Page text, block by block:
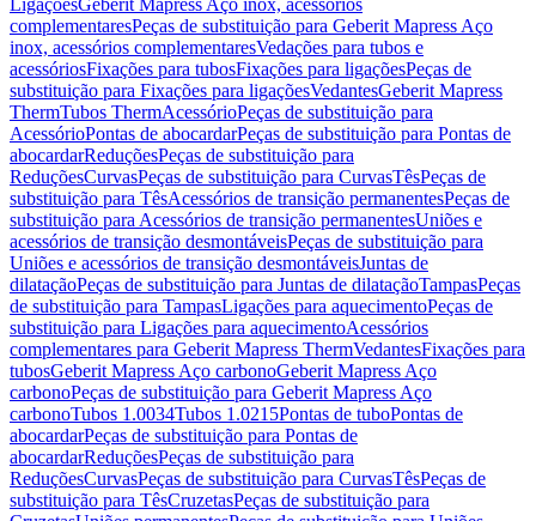
LigaçõesGeberit Mapress Aço inox, acessórios
complementaresPeças de substituição para Geberit Mapress Aço
inox, acessórios complementaresVedações para tubos e
acessóriosFixações para tubosFixações para ligaçõesPeças de
substituição para Fixações para ligaçõesVedantesGeberit Mapress
ThermTubos ThermAcessórioPeças de substituição para
AcessórioPontas de abocardarPeças de substituição para Pontas de
abocardarReduçõesPeças de substituição para
ReduçõesCurvasPeças de substituição para CurvasTêsPeças de
substituição para TêsAcessórios de transição permanentesPeças de
substituição para Acessórios de transição permanentesUniões e
acessórios de transição desmontáveisPeças de substituição para
Uniões e acessórios de transição desmontáveisJuntas de
dilataçãoPeças de substituição para Juntas de dilataçãoTampasPeças
de substituição para TampasLigações para aquecimentoPeças de
substituição para Ligações para aquecimentoAcessórios
complementares para Geberit Mapress ThermVedantesFixações para
tubosGeberit Mapress Aço carbonoGeberit Mapress Aço
carbonoPeças de substituição para Geberit Mapress Aço
carbonoTubos 1.0034Tubos 1.0215Pontas de tuboPontas de
abocardarPeças de substituição para Pontas de
abocardarReduçõesPeças de substituição para
ReduçõesCurvasPeças de substituição para CurvasTêsPeças de
substituição para TêsCruzetasPeças de substituição para